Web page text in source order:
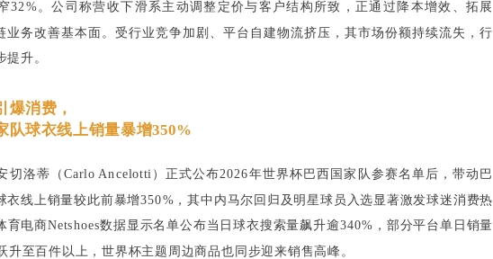
32%。公司称营收下滑系主动调整定价与客户结构所致，正通过降本增效、拓展
业务改善基本面。受行业竞争加剧、平台自建物流挤压，其市场份额持续流失，行
升。
爆消费，
队球衣线上销量暴增350%
切洛蒂（Carlo Ancelotti）正式公布2026年世界杯巴西国家队参赛名单后，带动巴
衣线上销量较此前暴增350%，其中内马尔回归及明星球员入选显著激发球迷消费热
育电商Netshoes数据显示名单公布当日球衣搜索量飙升逾340%，部分平台单日销量
升至百件以上，世界杯主题周边商品也同步迎来销售高峰。